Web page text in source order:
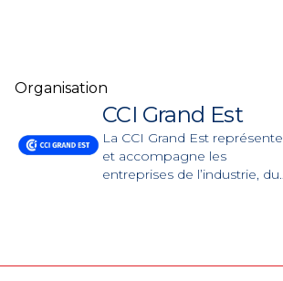
Organisation
CCI Grand Est
La CCI Grand Est représente
et accompagne les
entreprises de l’industrie, du